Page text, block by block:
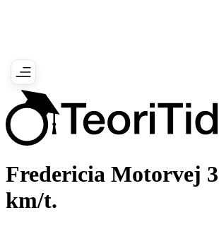
Fredericia Motorvej
km/t.